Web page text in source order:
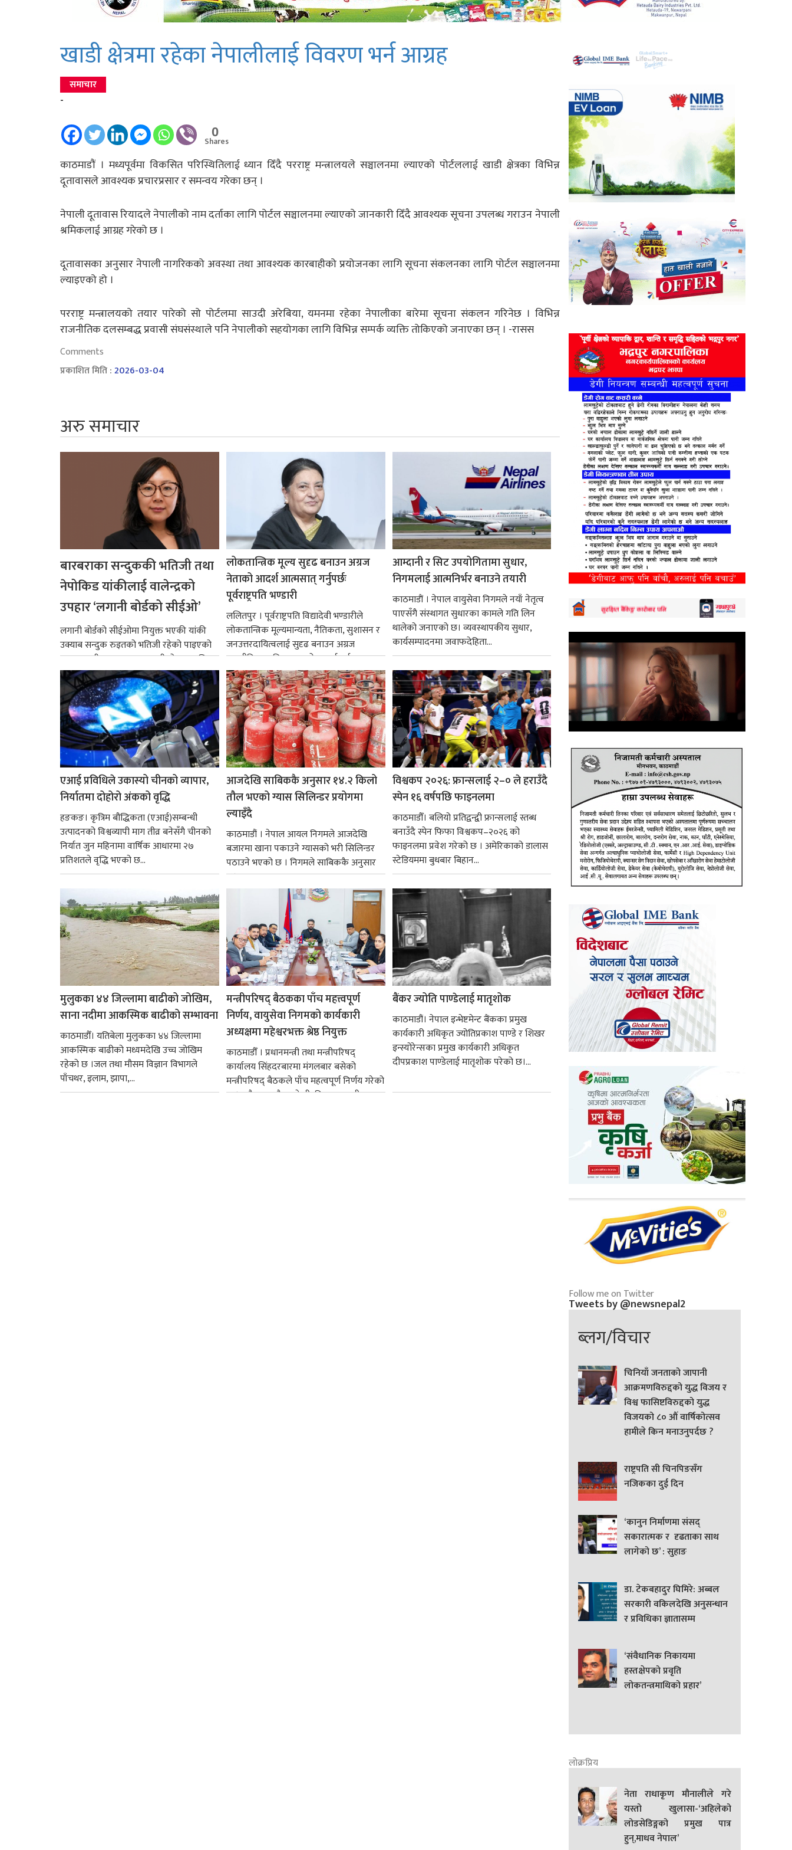
खाडी क्षेत्रमा रहेका नेपालीलाई विवरण भर्न आग्रह
समाचार
-
0
Shares
काठमाडौं । मध्यपूर्वमा विकसित परिस्थितिलाई ध्यान दिँदै परराष्ट्र मन्त्रालयले सञ्चालनमा ल्याएको पोर्टललाई खाडी क्षेत्रका विभिन्न
दूतावासले आवश्यक प्रचारप्रसार र समन्वय गरेका छन् ।
नेपाली दूतावास रियादले नेपालीको नाम दर्ताका लागि पोर्टल सञ्चालनमा ल्याएको जानकारी दिँदै आवश्यक सूचना उपलब्ध गराउन नेपाली
श्रमिकलाई आग्रह गरेको छ ।
दूतावासका अनुसार नेपाली नागरिकको अवस्था तथा आवश्यक कारबाहीको प्रयोजनका लागि सूचना संकलनका लागि पोर्टल सञ्चालनमा
ल्याइएको हो ।
परराष्ट्र मन्त्रालयको तयार पारेको सो पोर्टलमा साउदी अरेबिया, यमनमा रहेका नेपालीका बारेमा सूचना संकलन गरिनेछ । विभिन्न
राजनीतिक दलसम्बद्ध प्रवासी संघसंस्थाले पनि नेपालीको सहयोगका लागि विभिन्न सम्पर्क व्यक्ति तोकिएको जनाएका छन् । -रासस
Comments
प्रकाशित मिति :2026-03-04
अरु समाचार
बारबराका सन्दुककी भतिजी तथा
नेपोकिड यांकीलाई वालेन्द्रको
उपहार ‘लगानी बोर्डको सीईओ’
लगानी बोर्डको सीईओमा नियुक्त भएकी यांकी
उक्याब सन्दुक रुइतको भतिजी रहेको पाइएको
छ। तत्कालीन समयमा महाकालीको अञ्चलाधिश
नै बनेका जोन...
लोकतान्त्रिक मूल्य सुदृढ बनाउन अग्रज
नेताको आदर्श आत्मसात् गर्नुपर्छः
पूर्वराष्ट्रपति भण्डारी
ललितपुर । पूर्वराष्ट्रपति विद्यादेवी भण्डारीले
लोकतान्त्रिक मूल्यमान्यता, नैतिकता, सुशासन र
जनउत्तरदायित्वलाई सुदृढ बनाउन अग्रज
राजनीतिक व्यक्तित्वहरूको आदर्शलाई आत्मसात्
गर्न आवश्यक...
आम्दानी र सिट उपयोगितामा सुधार,
निगमलाई आत्मनिर्भर बनाउने तयारी
काठमाडाैं । नेपाल वायुसेवा निगमले नयाँ नेतृत्व
पाएसँगै संस्थागत सुधारका कामले गति लिन
थालेको जनाएको छ। व्यवस्थापकीय सुधार,
कार्यसम्पादनमा जवाफदेहिता...
एआई प्रविधिले उकास्यो चीनको व्यापार,
निर्यातमा दोहोरो अंकको वृद्धि
हङकङ। कृत्रिम बौद्धिकता (एआई)सम्बन्धी
उत्पादनको विश्वव्यापी माग तीव्र बनेसँगै चीनको
निर्यात जुन महिनामा वार्षिक आधारमा २७
प्रतिशतले वृद्धि भएको छ...
आजदेखि साबिककै अनुसार १४.२ किलो
तौल भएको ग्यास सिलिन्डर प्रयोगमा
ल्याइँदै
काठमाडौं । नेपाल आयल निगमले आजदेखि
बजारमा खाना पकाउने ग्यासको भरी सिलिन्डर
पठाउने भएको छ । निगमले साबिककै अनुसार
१४.२...
विश्वकप २०२६: फ्रान्सलाई २–० ले हराउँदै
स्पेन १६ वर्षपछि फाइनलमा
काठमाडौँ। बलियो प्रतिद्वन्द्वी फ्रान्सलाई स्तब्ध
बनाउँदै स्पेन फिफा विश्वकप–२०२६ को
फाइनलमा प्रवेश गरेको छ । अमेरिकाको डालास
स्टेडियममा बुधबार बिहान...
मुलुकका ४४ जिल्लामा बाढीको जोखिम,
साना नदीमा आकस्मिक बाढीको सम्भावना
काठमाडौँ। यतिबेला मुलुकका ४४ जिल्लामा
आकस्मिक बाढीको मध्यमदेखि उच्च जोखिम
रहेको छ ।जल तथा मौसम विज्ञान विभागले
पाँचथर, इलाम, झापा,...
मन्त्रीपरिषद् बैठकका पाँच महत्त्वपूर्ण
निर्णय, वायुसेवा निगमको कार्यकारी
अध्यक्षमा महेश्वरभक्त श्रेष्ठ नियुक्त
काठमाडौँ । प्रधानमन्त्री तथा मन्त्रीपरिषद्
कार्यालय सिंहदरबारमा मंगलबार बसेको
मन्त्रीपरिषद् बैठकले पाँच महत्वपूर्ण निर्णय गरेको
छ । यसैक्रममा बैडकले बीउबिजनसम्बन्धी...
बैंकर ज्योति पाण्डेलाई मातृशोक
काठमाडौं। नेपाल इन्भेष्टमेन्ट बैंकका प्रमुख
कार्यकारी अधिकृत ज्योतिप्रकाश पाण्डे र शिखर
इन्स्योरेन्सका प्रमुख कार्यकारी अधिकृत
दीपप्रकाश पाण्डेलाई मातृशोक परेको छ।...
Follow me on Twitter
Tweets by @newsnepal2
ब्लग/विचार
चिनियाँ जनताको जापानी
आक्रमणविरुद्दको युद्ध विजय र
विश्व फासिष्टविरुद्दको युद्ध
विजयको ८० औं वार्षिकोत्सव
हामीले किन मनाउनुपर्दछ ?
राष्ट्रपति सी चिनपिङसँग
नजिकका दुई दिन
‘कानुन निर्माणमा संसद्
सकारात्मक र दृढताका साथ
लागेको छ’ : सुहाङ
डा. टेकबहादुर घिमिरे: अब्बल
सरकारी वकिलदेखि अनुसन्धान
र प्रविधिका ज्ञातासम्म
‘संवैधानिक निकायमा
हस्तक्षेपको प्रवृति
लोकतन्त्रमाथिको प्रहार’
लोक्रप्रिय
नेता राधाकृण मौनालीले गरे
यस्तो खुलासा-‘अहिलेको
लोडसेडिङ्गको प्रमुख पात्र
हुन्,माधव नेपाल’